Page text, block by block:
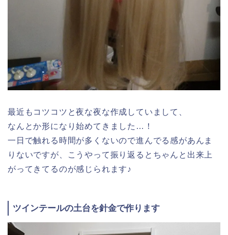
最近もコツコツと夜な夜な作成していまして、
なんとか形になり始めてきました…！
一日で触れる時間が多くないので進んでる感があんま
りないですが、こうやって振り返るとちゃんと出来上
がってきてるのが感じられます♪
ツインテールの土台を針金で作ります